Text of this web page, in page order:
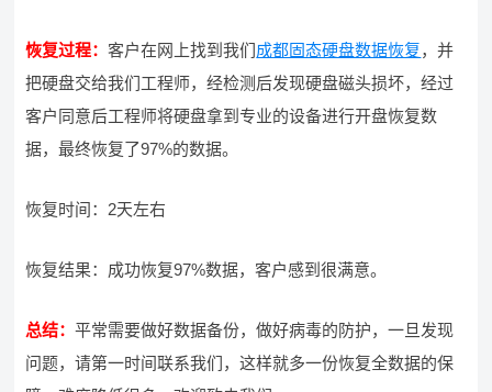
恢复过程：客户在网上找到我们成都固态硬盘数据恢复，并
把硬盘交给我们工程师，经检测后发现硬盘磁头损坏，经过
客户同意后工程师将硬盘拿到专业的设备进行开盘恢复数
据，最终恢复了97%的数据。
恢复时间：2天左右
恢复结果：成功恢复97%数据，客户感到很满意。
总结：平常需要做好数据备份，做好病毒的防护，一旦发现
问题，请第一时间联系我们，这样就多一份恢复全数据的保